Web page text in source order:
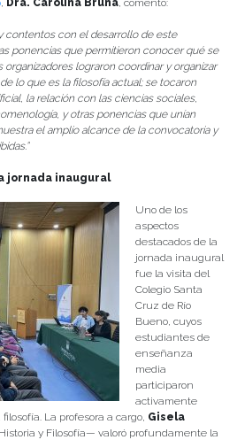
contentos con el desarrollo de este
ponencias que permitieron conocer qué se
organizadores lograron coordinar y organizar
lo que es la filosofía actual; se tocaron
la relación con las ciencias sociales,
y otras ponencias que unían
el amplio alcance de la convocatoria y
jornada inaugural
Uno de los
aspectos
destacados de la
jornada inaugural
fue la visita del
Colegio Santa
Cruz de Río
Bueno, cuyos
estudiantes de
enseñanza
media
participaron
activamente
La profesora a cargo, Gisela
y Filosofía— valoró profundamente la